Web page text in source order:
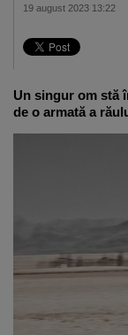
19 august 2023 13:22
Un singur om stă
de o armată a